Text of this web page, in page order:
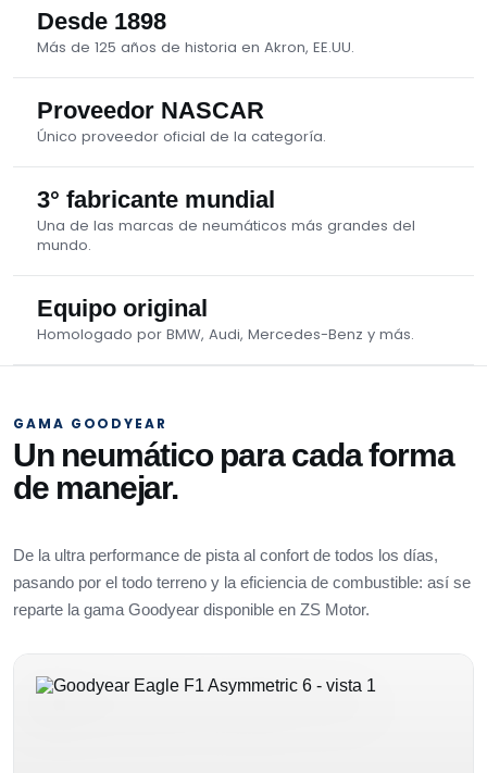
Desde 1898
Más de 125 años de historia en Akron, EE.UU.
Proveedor NASCAR
Único proveedor oficial de la categoría.
3° fabricante mundial
Una de las marcas de neumáticos más grandes del
mundo.
Equipo original
Homologado por BMW, Audi, Mercedes-Benz y más.
GAMA GOODYEAR
Un neumático para cada forma
de manejar.
De la ultra performance de pista al confort de todos los días,
pasando por el todo terreno y la eficiencia de combustible: así se
reparte la gama Goodyear disponible en ZS Motor.